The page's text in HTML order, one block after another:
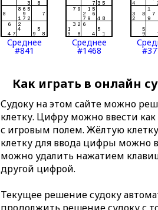
Среднее
#841
Среднее
#1468
Как играть в онлайн
Судоку на этом сайте можно
клетку. Цифру можно ввести
с игровым полем. Жёлтую
клетку для ввода цифры можно
можно удалить нажатием
другой цифрой.
Текущее решение судоку